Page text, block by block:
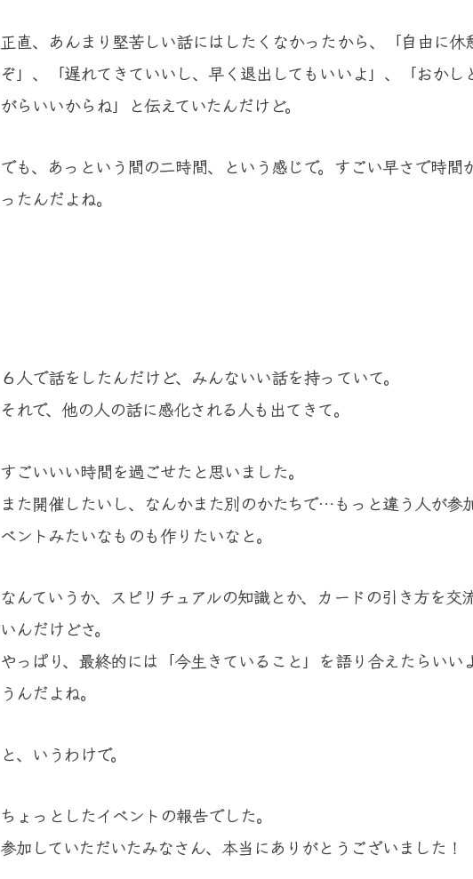
正直、あんまり堅苦しい話にはしたくなかったから、「自由に休
ぞ」、「遅れてきていいし、早く退出してもいいよ」、「おかし
がらいいからね」と伝えていたんだけど。
でも、あっという間の二時間、という感じで。すごい早さで時間
ったんだよね。
６人で話をしたんだけど、みんないい話を持っていて。
それで、他の人の話に感化される人も出てきて。
すごいいい時間を過ごせたと思いました。
また開催したいし、なんかまた別のかたちで…もっと違う人が参
ベントみたいなものも作りたいなと。
なんていうか、スピリチュアルの知識とか、カードの引き方を交
いんだけどさ。
やっぱり、最終的には「今生きていること」を語り合えたらいい
うんだよね。
と、いうわけで。
ちょっとしたイベントの報告でした。
参加していただいたみなさん、本当にありがとうございました！